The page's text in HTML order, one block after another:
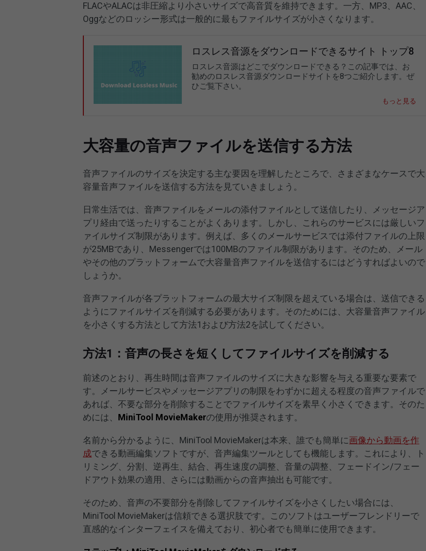
FLACやALACは非圧縮より小さいサイズで高音質を維持できます。一方、MP3、AAC、
Oggなどのロッシー形式は一般的に最もファイルサイズが小さくなります。
ロスレス音源をダウンロードできるサイト トップ8
ロスレス音源はどこでダウンロードできる？この記事では、お
勧めのロスレス音源ダウンロードサイトを8つご紹介します。ぜ
ひご覧下さい。
もっと見る
大容量の音声ファイルを送信する方法
音声ファイルのサイズを決定する主な要因を理解したところで、さまざまなケースで大
容量音声ファイルを送信する方法を見ていきましょう。
日常生活では、音声ファイルをメールの添付ファイルとして送信したり、メッセージア
プリ経由で送ったりすることがよくあります。しかし、これらのサービスには厳しいフ
ァイルサイズ制限があります。例えば、多くのメールサービスでは添付ファイルの上限
が25MBであり、Messengerでは100MBのファイル制限があります。そのため、メール
やその他のプラットフォームで大容量音声ファイルを送信するにはどうすればよいので
しょうか。
音声ファイルが各プラットフォームの最大サイズ制限を超えている場合は、送信できる
ようにファイルサイズを削減する必要があります。そのためには、大容量音声ファイル
を小さくする方法として方法1および方法2を試してください。
方法1：音声の長さを短くしてファイルサイズを削減する
前述のとおり、再生時間は音声ファイルのサイズに大きな影響を与える重要な要素で
す。メールサービスやメッセージアプリの制限をわずかに超える程度の音声ファイルで
あれば、不要な部分を削除することでファイルサイズを素早く小さくできます。そのた
めには、 MiniTool MovieMakerの使用が推奨されます。
名前から分かるように、MiniTool MovieMakerは本来、誰でも簡単に画像から動画を作
成できる動画編集ソフトですが、音声編集ツールとしても機能します。これにより、ト
リミング、分割、逆再生、結合、再生速度の調整、音量の調整、フェードイン/フェー
ドアウト効果の適用、さらには動画からの音声抽出も可能です。
そのため、音声の不要部分を削除してファイルサイズを小さくしたい場合には、
MiniTool MovieMakerは信頼できる選択肢です。このソフトはユーザーフレンドリーで
直感的なインターフェイスを備えており、初心者でも簡単に使用できます。